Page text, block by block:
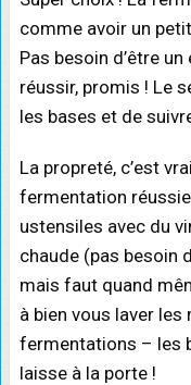
comme avoir un
Pas besoin d’être
réussir, promis ! Le
les bases et de
La propreté, c’est
fermentation
ustensiles avec du
chaude (pas besoin
mais faut quand
à bien vous laver
fermentations – les
laisse à la porte !